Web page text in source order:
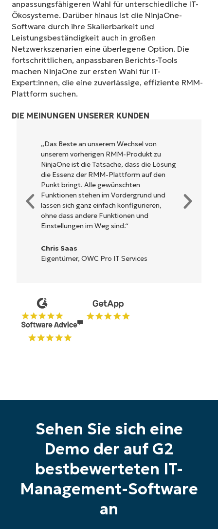
anpassungsfähigeren Wahl für unterschiedliche IT-
Ökosysteme. Darüber hinaus ist die NinjaOne-
Software durch ihre Skalierbarkeit und
Leistungsbeständigkeit auch in großen
Netzwerkszenarien eine überlegene Option. Die
fortschrittlichen, anpassbaren Berichts-Tools
machen NinjaOne zur ersten Wahl für IT-
Expert:innen, die eine zuverlässige, effiziente RMM-
Plattform suchen.
DIE MEINUNGEN UNSERER KUNDEN
NinjaOne ist unglaublich leicht zu bedienen
und kombiniert ein schnelles Interface mit
leistungsstarken Funktionen im Backend.
Es muss nicht erst kompliziert eingerichtet
werden und verzichtet auf eine komplexe
Steuerung. Alle Optionen und Tools sind
klar beschrieben, einfach zu verstehen und
die Benutzeroberfläche ist leicht zu
bedienen.
Ryan Reiffenberger
Reiffenberger.NET Technology Solutions
Sehen Sie sich eine
Demo der auf G2
bestbewerteten IT-
Management-Software
an
Starten Sie Ihre 14-tägige
Testversion
Keine Kreditkarte erforderlich, voller Zugriff auf
alle Funktionen
First
and